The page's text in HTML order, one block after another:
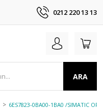
0212 220 13 13
ARA
6ES7823-0BA00-1BA0 /SIMATIC